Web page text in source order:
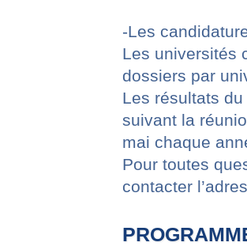
-Les
Les universités
dossiers par
Les résultats
suivant la
mai chaque
Pour toutes
contacter